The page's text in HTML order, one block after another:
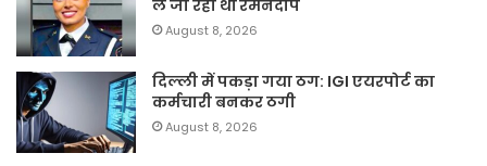
ले जा रही थीं रमनदीप
August 8, 2026
दिल्ली में पकड़ा गया ठग: IGI एयरपोर्ट का
कर्मचारी बनकर ठगी
August 8, 2026